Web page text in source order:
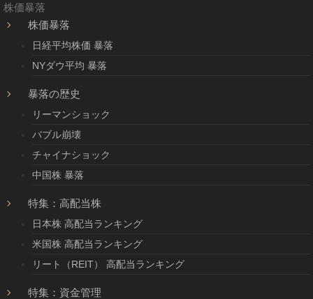
株価暴落
株価暴落
日経平均株価 暴落
NYダウ平均 暴落
暴落の歴史
リーマンショック
バブル崩壊
チャイナショック
中国株 暴落
特集：高配当株
日本株 高配当ランキング
米国株 高配当ランキング
リート（REIT） 高配当ランキング
特集：資金管理